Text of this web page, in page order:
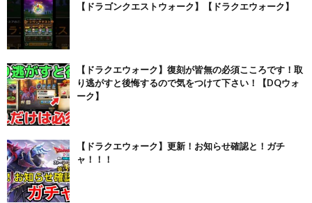
【ドラゴンクエストウォーク】【ドラクエウォーク】
【ドラクエウォーク】復刻が皆無の必須こころです！取
り逃がすと後悔するので気をつけて下さい！【DQウォ
ーク】
【ドラクエウォーク】更新！お知らせ確認と！ガチ
ャ！！！